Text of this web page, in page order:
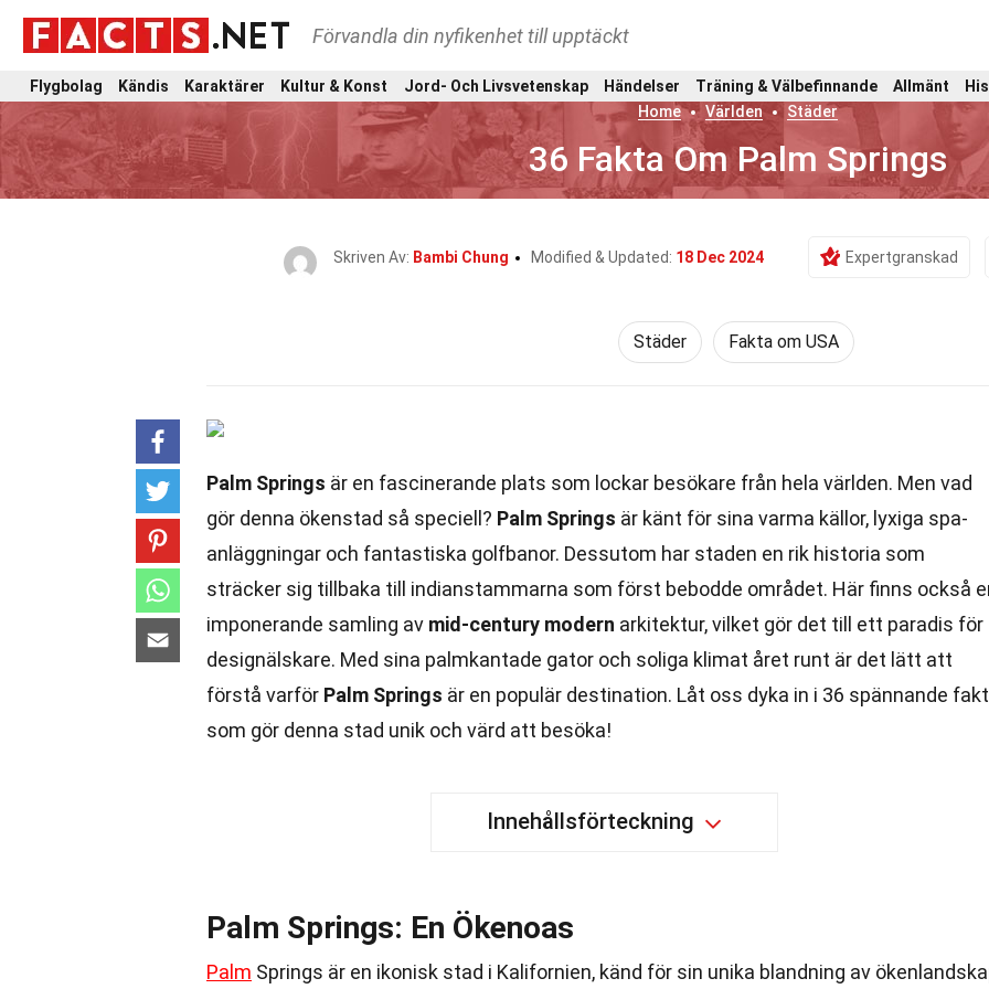
Förvandla din nyfikenhet till upptäckt
Flygbolag Kändis Karaktärer Kultur & Konst Jord- Och Livsvetenskap Händelser Träning & Välbefinnande Allmänt
Home
Världen Städer
36 Fakta Om Palm Springs
Skriven Av: Bambi Chung Modified & Updated: 18 Dec 2024 Expertgranskad
Städer Fakta om USA
Palm Springs är en fascinerande plats som lockar besökare från hela världen. Men vad
gör denna ökenstad så speciell? Palm Springs är känt för sina varma källor, lyxiga spa-
anläggningar och fantastiska golfbanor. Dessutom har staden en rik historia som
sträcker sig tillbaka till indianstammarna som först bebodde området. Här finns också
imponerande samling av mid-century modern arkitektur, vilket gör det till ett paradis för
designälskare. Med sina palmkantade gator och soliga klimat året runt är det lätt att
förstå varför Palm Springs är en populär destination. Låt oss dyka in i 36 spännande
som gör denna stad unik och värd att besöka!
Innehållsförteckning
Palm Springs: En Ökenoas
Palm Springs är en ikonisk stad i Kalifornien, känd för sin unika blandning av